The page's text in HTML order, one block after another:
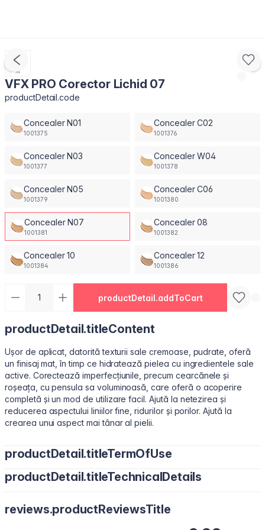
VFX PRO Corector Lichid 07
productDetail.code
Concealer N01
1001375
Concealer C02
1001376
Concealer N03
1001377
Concealer W04
1001378
Concealer N05
1001379
Concealer C06
1001380
Concealer N07
1001381
Concealer 08
1001382
Concealer 10
1001384
Concealer 12
1001386
productDetail.addToCart
productDetail.titleContent
Ușor de aplicat, datorită texturii sale cremoase, pudrate, oferă
un finisaj mat, în timp ce hidratează pielea cu ingredientele sale
active. Corectează imperfecțiunile, precum cearcănele și
roșeața, cu pensula sa voluminoasă, care oferă o acoperire
completă și un mod de utilizare facil. Ajută la netezirea și
reducerea aspectului liniilor fine, ridurilor și porilor. Ajută la
crearea unui aspect mai tânar al pielii.
productDetail.titleTermOfUse
Aplicați puncte mici sub ochi sau pe zonele necesare cu vârful
productDetail.titleTechnicalDetails
Glycol, Peg-10 Dimethicone, Dimethicone, Polymethyl
reviews.productReviewsTitle